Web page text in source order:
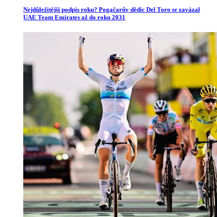
Nejdůležitější podpis roku? Pogačarův dědic Del Toro se zavázal
UAE Team Emirates až do roku 2031